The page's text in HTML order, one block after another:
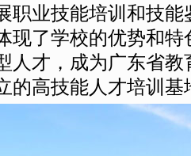
职业技能培训和技
现了学校的优势和
人才，成为广东省
的高技能人才培训基